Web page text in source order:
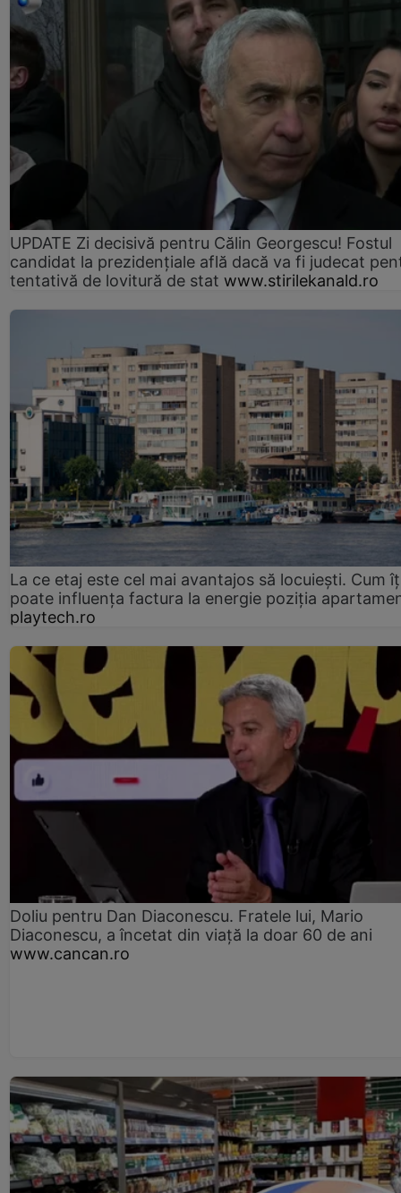
UPDATE Zi decisivă pentru Călin Georgescu! Fostul
candidat la prezidențiale află dacă va fi judecat
tentativă de lovitură de stat www.stirilekanald.ro
La ce etaj este cel mai avantajos să locuiești. Cum
poate influența factura la energie poziția
playtech.ro
Doliu pentru Dan Diaconescu. Fratele lui, Mario
Diaconescu, a încetat din viață la doar 60 de ani
www.cancan.ro